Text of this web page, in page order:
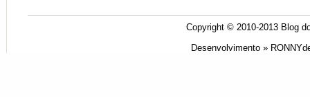
Copyright © 2010-2013 Blog
Desenvolvimento »